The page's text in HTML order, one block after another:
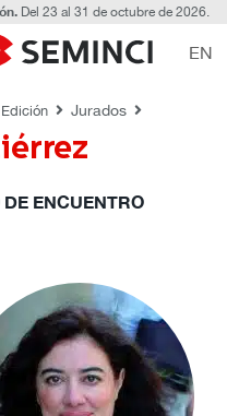
Del 23 al 31 de octubre de 2026.
EN
Jurados
ENCUENTRO